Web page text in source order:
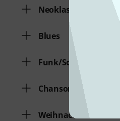
Neoklassik
Blues
Funk/Soul
Chansons
Weihnachtslieder